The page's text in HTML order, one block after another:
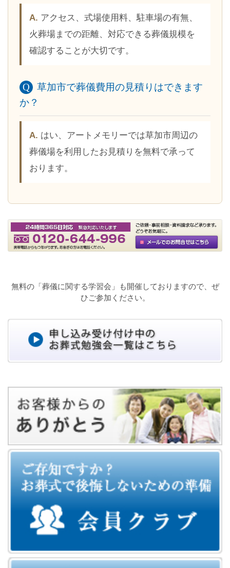
アクセス、式場使用料、駐車場の有無、
火葬場までの距離、対応できる葬儀規模を
確認することが大切です。
草加市で葬儀費用の見積りはできます
か？
はい、アートメモリーでは草加市周辺の
葬儀場を利用したお見積りを無料で承って
おります。
無料の「葬儀に関する学習会」も開催しておりますので、ぜ
ひご参加ください。